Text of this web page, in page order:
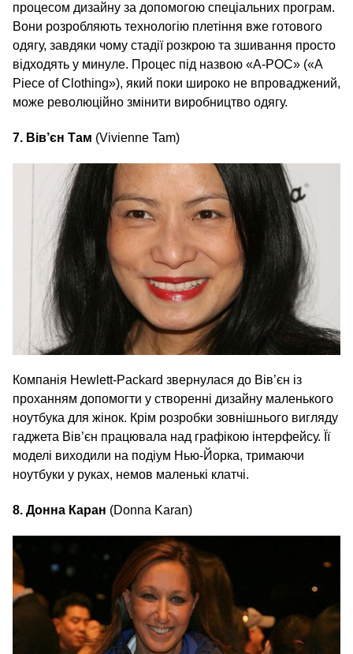
процесом дизайну за допомогою спеціальних програм.
Вони розробляють технологію плетіння вже готового
одягу, завдяки чому стадії розкрою та зшивання просто
відходять у минуле. Процес під назвою «A‑POC» («A
Piece of Clothing»), який поки широко не впроваджений,
може революційно змінити виробництво одягу.
7. Вів’єн Там (Vivienne Tam)
Компанія Hewlett-Packard звернулася до Вів’єн із
проханням допомогти у створенні дизайну маленького
ноутбука для жінок. Крім розробки зовнішнього вигляду
гаджета Вів’єн працювала над графікою інтерфейсу. Її
моделі виходили на подіум Нью-Йорка, тримаючи
ноутбуки у руках, немов маленькі клатчі.
8. Донна Каран (Donna Karan)